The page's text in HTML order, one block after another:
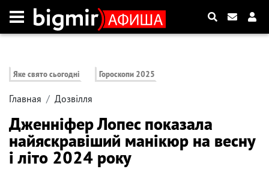
Яке свято сьогодні Гороскопи 2025
Главная Дозвілля
Дженніфер Лопес показала
найяскравіший манікюр на весну
і літо 2024 року